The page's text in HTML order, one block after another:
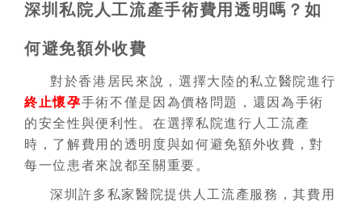
深圳私院人工流產手術費用透明嗎？如
何避免額外收費
對於香港居民來說，選擇大陸的私立醫院進行
終止懷孕手術不僅是因為價格問題，還因為手術
的安全性與便利性。在選擇私院進行人工流產
時，了解費用的透明度與如何避免額外收費，對
每一位患者來說都至關重要。
深圳許多私家醫院提供人工流產服務，其費用